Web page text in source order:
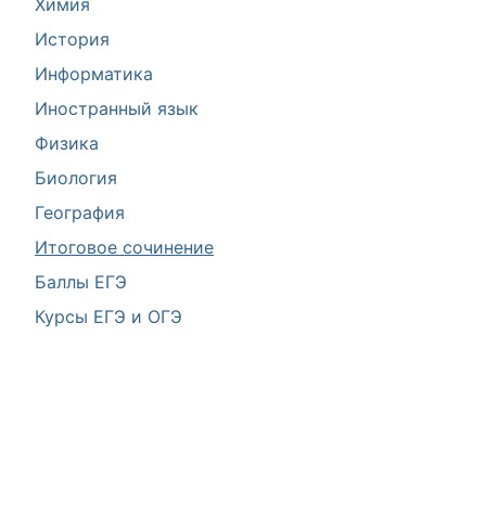
Химия
История
Информатика
Иностранный язык
Физика
Биология
География
Итоговое сочинение
Баллы ЕГЭ
Курсы ЕГЭ и ОГЭ